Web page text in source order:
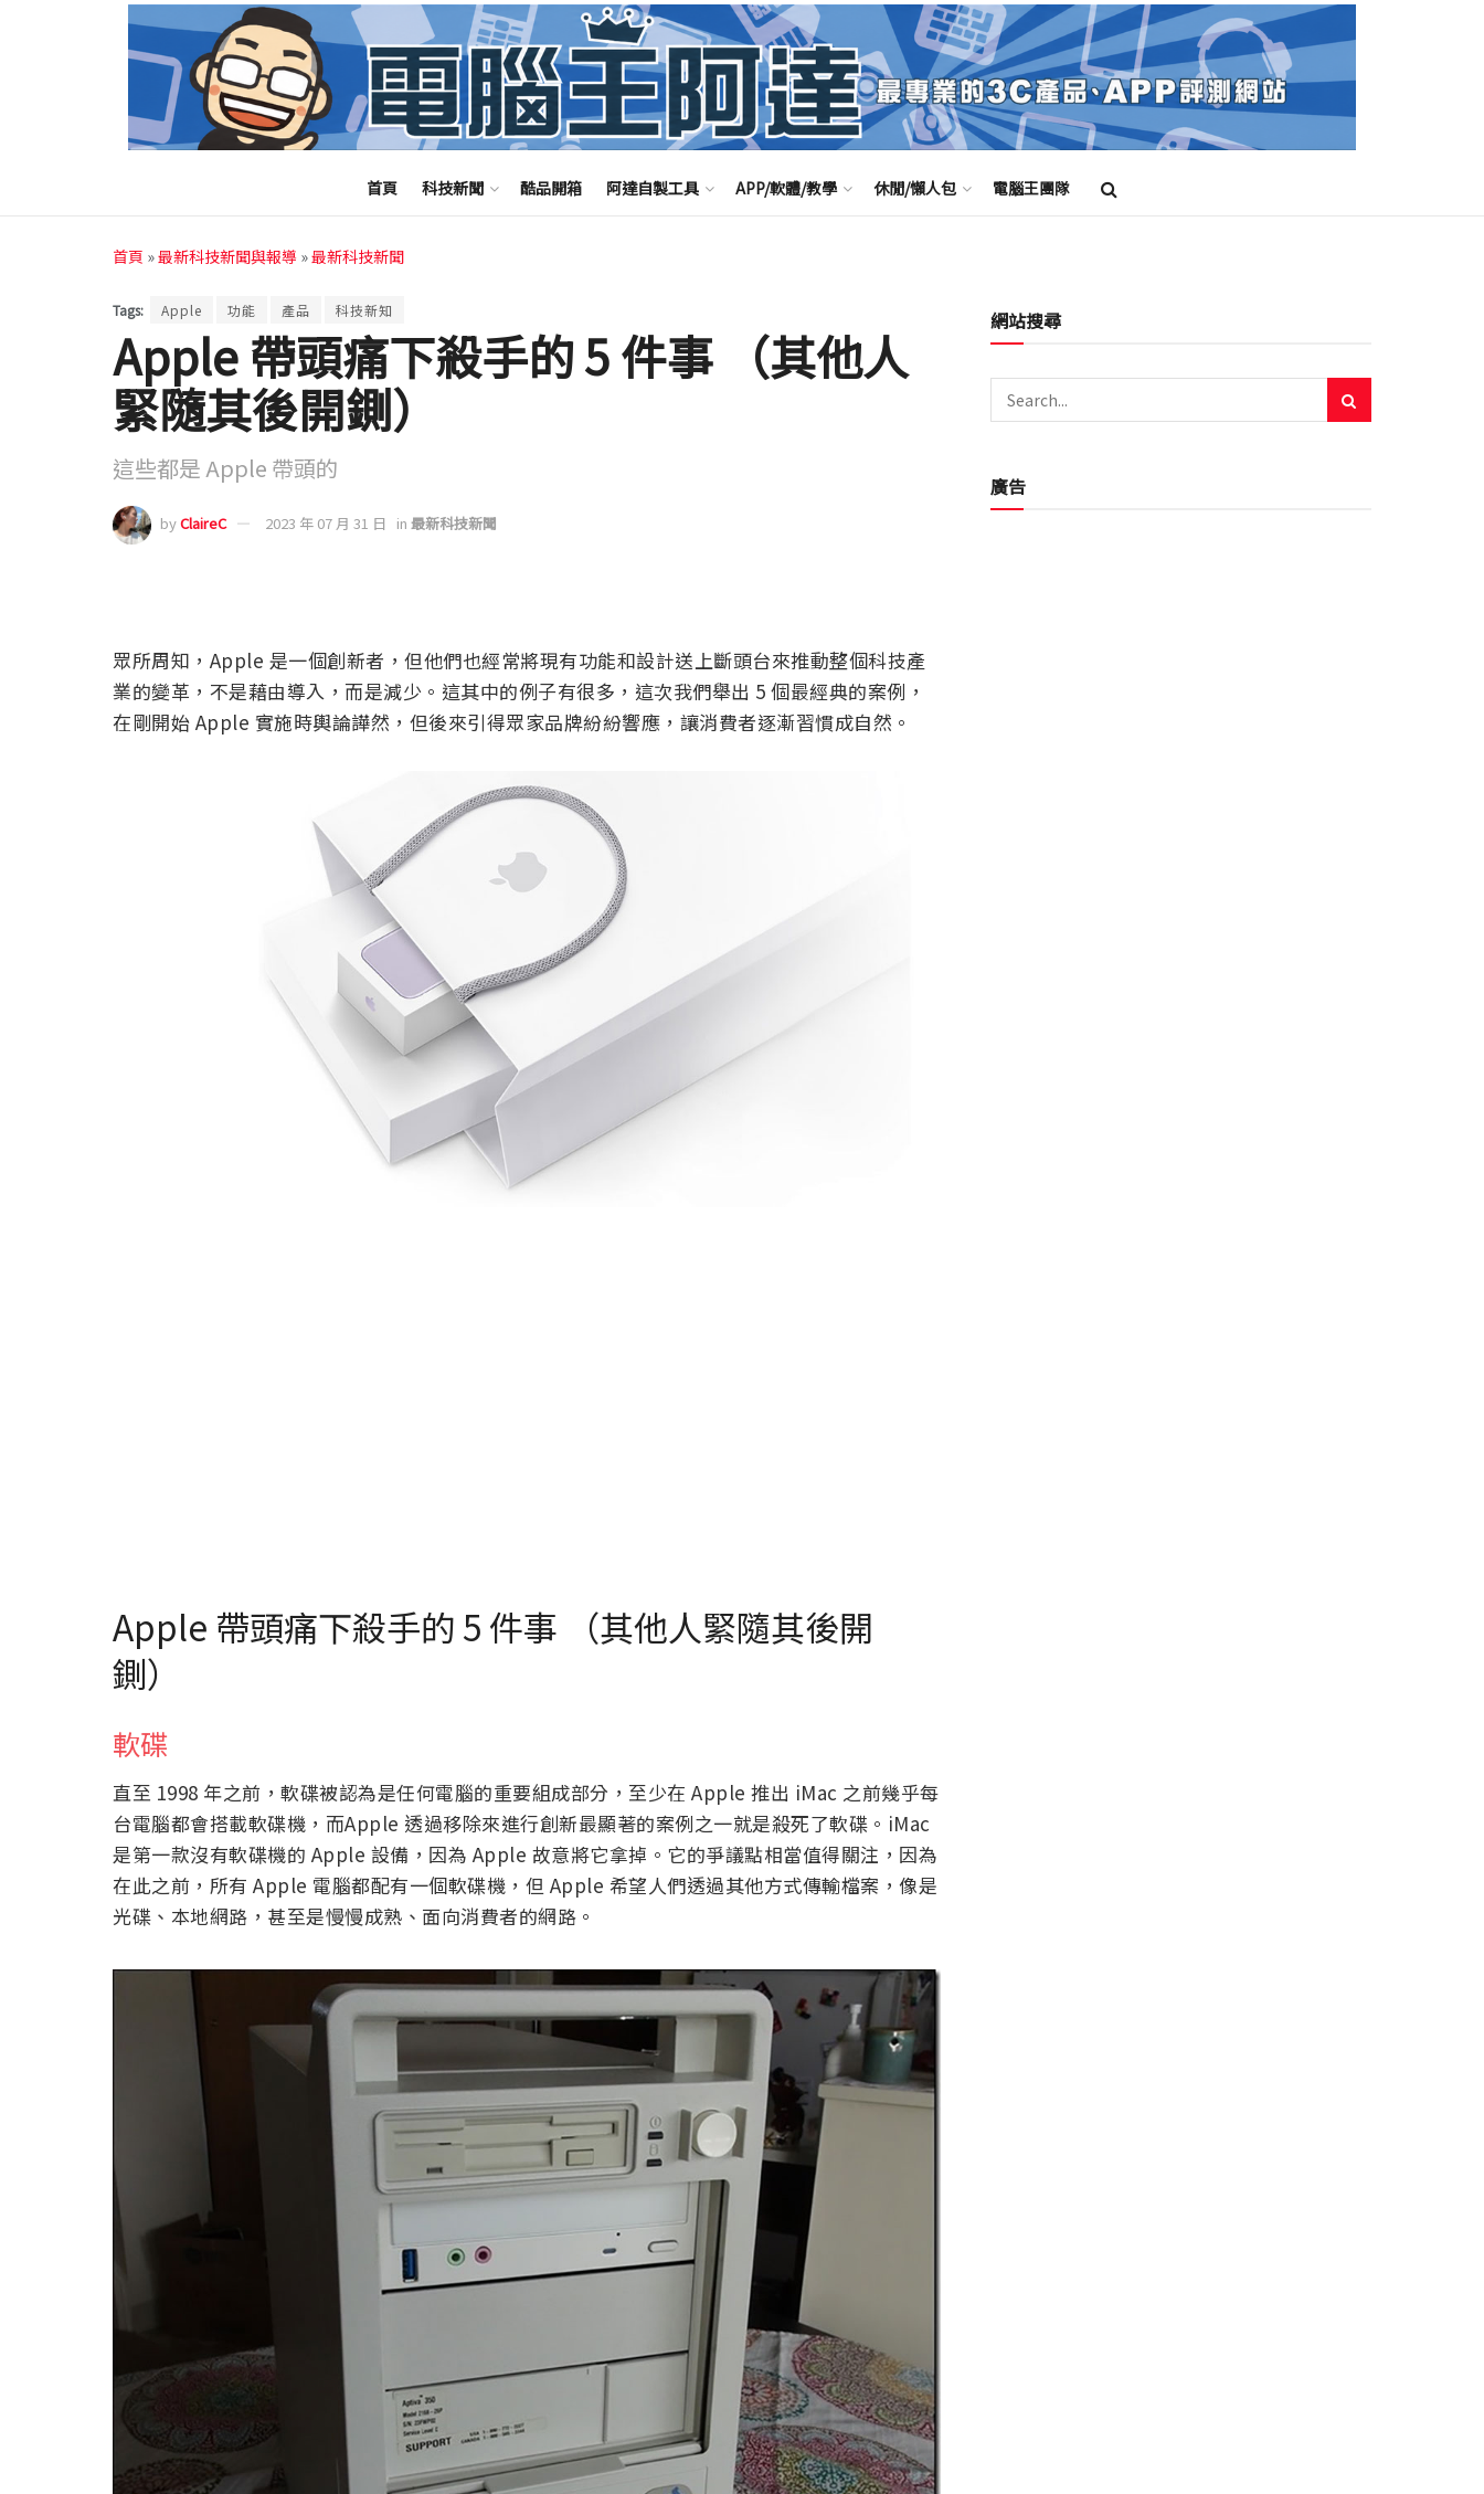
首頁 科技新聞 酷品開箱 阿達自製工具 APP/軟體/教學 休閒/懶人包 電腦王團隊
首頁 »最新科技新聞與報導 »最新科技新聞
Tags: Apple 功能 產品 科技新知
Apple 帶頭痛下殺手的 5 件事 （其他人
緊隨其後開鍘）
這些都是 Apple 帶頭的
byClaireC 2023 年 07 月 31 日 in 最新科技新聞
眾所周知，Apple 是一個創新者，但他們也經常將現有功能和設計送上斷頭台來推動整個科技產
業的變革，不是藉由導入，而是減少。這其中的例子有很多，這次我們舉出 5 個最經典的案例，
在剛開始 Apple 實施時輿論譁然，但後來引得眾家品牌紛紛響應，讓消費者逐漸習慣成自然。
Apple 帶頭痛下殺手的 5 件事 （其他人緊隨其後開
鍘）
軟碟
直至 1998 年之前，軟碟被認為是任何電腦的重要組成部分，至少在 Apple 推出 iMac 之前幾乎每
台電腦都會搭載軟碟機，而Apple 透過移除來進行創新最顯著的案例之一就是殺死了軟碟。iMac
是第一款沒有軟碟機的 Apple 設備，因為 Apple 故意將它拿掉。它的爭議點相當值得關注，因為
在此之前，所有 Apple 電腦都配有一個軟碟機，但 Apple 希望人們透過其他方式傳輸檔案，像是
光碟、本地網路，甚至是慢慢成熟、面向消費者的網路。
網站搜尋
廣告